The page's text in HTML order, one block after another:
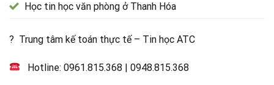
Học tin học văn phòng ở Thanh Hóa
? Trung tâm kế toán thực tế – Tin học ATC
Hotline:0961.815.368 |0948.815.368